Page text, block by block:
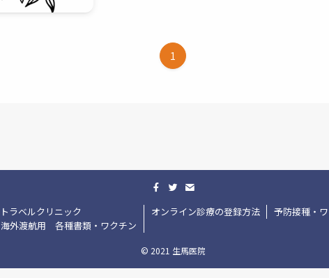
1
トラベルクリニック
海外渡航用 各種書類・ワクチン
オンライン診療の登録方法 予防接種・
© 2021 生馬医院